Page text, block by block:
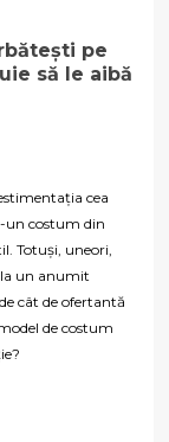
pe
să le aibă
cea
un costum din
Totuși, uneori,
la un anumit
cât de ofertantă
de costum